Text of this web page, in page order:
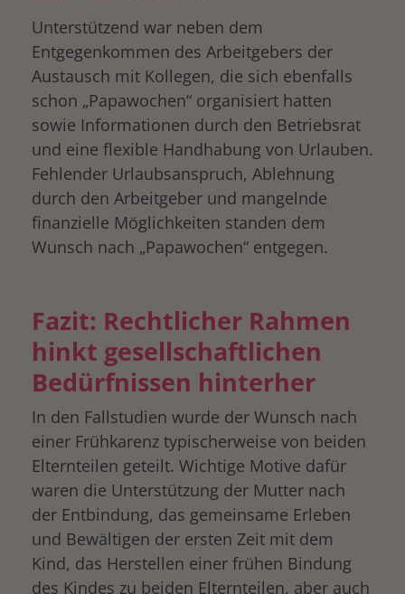
Unterstützend war neben dem
Entgegenkommen des Arbeitgebers der
Austausch mit Kollegen, die sich ebenfalls
schon „Papawochen“ organisiert hatten
sowie Informationen durch den Betriebsrat
und eine flexible Handhabung von Urlauben.
Fehlender Urlaubsanspruch, Ablehnung
durch den Arbeitgeber und mangelnde
finanzielle Möglichkeiten standen dem
Wunsch nach „Papawochen“ entgegen.
Fazit: Rechtlicher Rahmen
hinkt gesellschaftlichen
Bedürfnissen hinterher
In den Fallstudien wurde der Wunsch nach
einer Frühkarenz typischerweise von beiden
Elternteilen geteilt. Wichtige Motive dafür
waren die Unterstützung der Mutter nach
der Entbindung, das gemeinsame Erleben
und Bewältigen der ersten Zeit mit dem
Kind, das Herstellen einer frühen Bindung
des Kindes zu beiden Elternteilen, aber auch